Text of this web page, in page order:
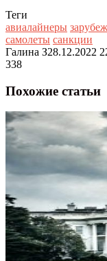
Теги
авиалайнеры
самолеты санкции
Галина З28.12.2022
338
Похожие статьи